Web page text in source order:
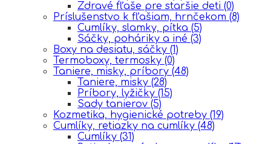
Zdravé fľaše pre staršie deti (0)
Príslušenstvo k fľašiam, hrnčekom (8)
Cumlíky, slamky, pítka (5)
Sáčky, poháriky a iné (3)
Boxy na desiatu, sáčky (1)
Termoboxy, termosky (0)
Taniere, misky, príbory (48)
Taniere, misky (28)
Príbory, lyžičky (15)
Sady tanierov (5)
Kozmetika, hygienické potreby (19)
Cumlíky, retiazky na cumlíky (48)
Cumlíky (31)